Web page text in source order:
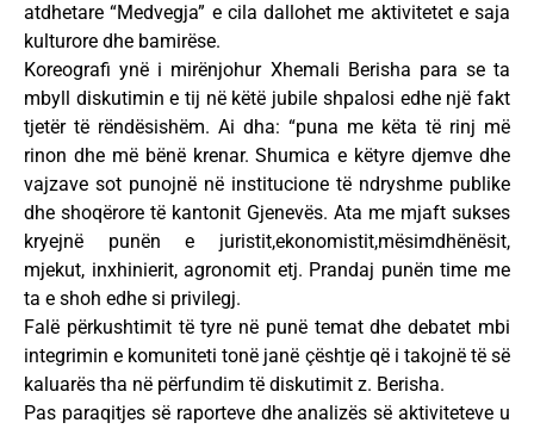
atdhetare “Medvegja” e cila dallohet me aktivitetet e saja
kulturore dhe bamirëse.
Koreografi ynë i mirënjohur Xhemali Berisha para se ta
mbyll diskutimin e tij në këtë jubile shpalosi edhe një fakt
tjetër të rëndësishëm. Ai dha: “puna me këta të rinj më
rinon dhe më bënë krenar. Shumica e këtyre djemve dhe
vajzave sot punojnë në institucione të ndryshme publike
dhe shoqërore të kantonit Gjenevës. Ata me mjaft sukses
kryejnë punën e juristit,ekonomistit,mësimdhënësit,
mjekut, inxhinierit, agronomit etj. Prandaj punën time me
ta e shoh edhe si privilegj.
Falë përkushtimit të tyre në punë temat dhe debatet mbi
integrimin e komuniteti tonë janë çështje që i takojnë të së
kaluarës tha në përfundim të diskutimit z. Berisha.
Pas paraqitjes së raporteve dhe analizës së aktiviteteve u